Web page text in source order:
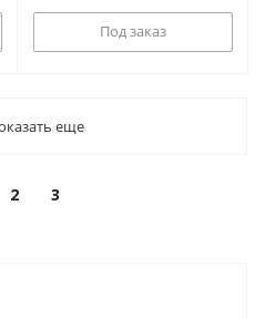
Под заказ
еще
2 3